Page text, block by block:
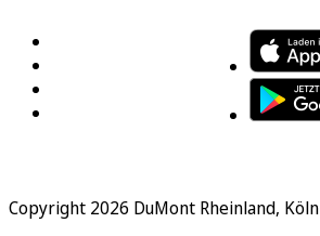
Copyright 2026 DuMont Rheinland, Köln